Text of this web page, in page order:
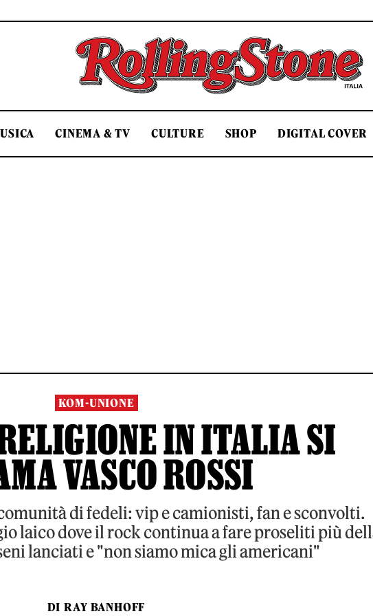
Rolling Stone Italia
CINEMA & TV CULTURE SHOP DIGITAL COVER
KOM-UNIONE
IN ITALIA SI
VASCO ROSSI
di fedeli: vip e camionisti, fan e sconvolti.
laico dove il rock continua a fare proseliti più
lanciati e "non siamo mica gli americani"
DI RAY BANHOFF